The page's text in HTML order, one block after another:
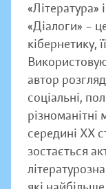
«Література»
«Діалоги» –
кібернетику,
автор
соціальні,
різноманітні
середині ХХ
зостається